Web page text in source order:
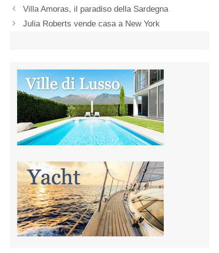
Villa Amoras, il paradiso della Sardegna
Julia Roberts vende casa a New York